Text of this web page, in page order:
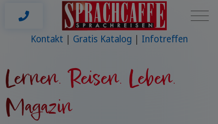
Kontakt Gratis Katalog Infotreffen
Lernen. Reisen. Leben.
Magazin